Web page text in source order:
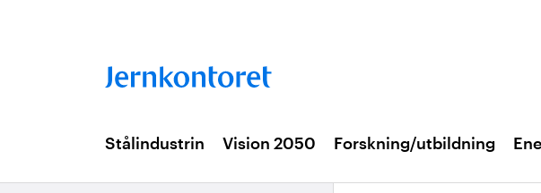
Stålindustrin Vision 2050 Forskning/utbildning